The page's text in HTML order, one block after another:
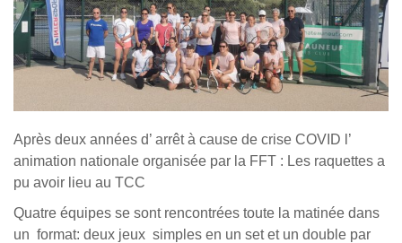
Après deux années d’ arrêt à cause de crise COVID l’
animation nationale organisée par la FFT : Les raquettes a
pu avoir lieu au TCC
Quatre équipes se sont rencontrées toute la matinée dans
un format: deux jeux simples en un set et un double par